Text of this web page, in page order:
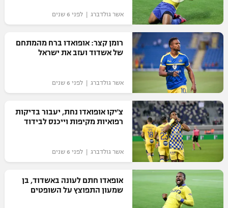
"מחצית בשכונה" – פודקאסט
משתתפים וזוכים בפרסים
תקנון משתתפים וזוכים בפרסים
תקנון עבור פעילות אלקטרה
תקנון עבור פעילות ספורט 1 – "מרלן"
גיימינג E-Sports
תנאי שימוש
מדיניות פרטיות
אופניים
ספורט מוטורי
כדורמים
פוטבול אמריקאי NFL
בייסבול MLB
ספורט אתגרי ואקסטרים
אומנויות לחימה
גיימינג E-Sports
אשר גולדברג | לפני 6 שנים
רומן קצר: אופואדו ברח מהמתחם
של אשדוד ועזב את ישראל
אשר גולדברג | לפני 6 שנים
צ'יקו אופואדו נחת, יעבור בדיקות
רפואיות מקיפות וייכנס לבידוד
אשר גולדברג | לפני 6 שנים
אופאדו חתם לעונה באשדוד, בן
שמעון התפוצץ על השופטים